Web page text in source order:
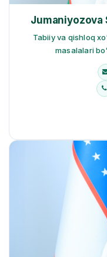
Jumaniyozova
Tabiiy va qishloq
masalalari